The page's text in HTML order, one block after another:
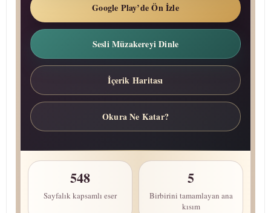
Google Play’de Ön İzle
Sesli Müzakereyi Dinle
İçerik Haritası
Okura Ne Katar?
548
Sayfalık kapsamlı eser
5
Birbirini tamamlayan ana
kısım